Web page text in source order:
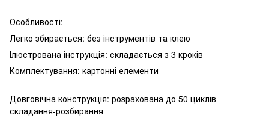
Особливості:
Легко збирається: без інструментів та клею
Ілюстрована інструкція: складається з 3 кроків
Комплектування: картонні елементи
Довговічна конструкція: розрахована до 50 циклів
складання-розбирання